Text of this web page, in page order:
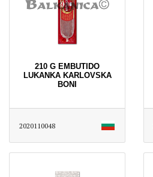
210 G EMBUTIDO
LUKANKA KARLOVSKA
BONI
2020110048